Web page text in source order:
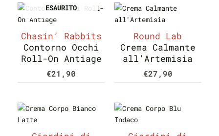
ESAURITO
Chasin’ Rabbits
Contorno Occhi
Roll-On Antiage
€21,90
Round Lab
Crema Calmante
all’Artemisia
€27,90